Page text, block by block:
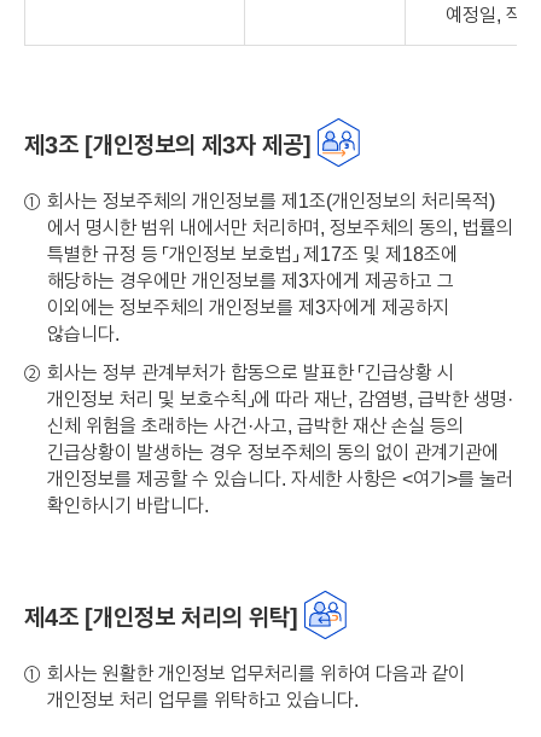
예정일, 작
제3조 [개인정보의 제3자 제공]
① 회사는 정보주체의 개인정보를 제1조(개인정보의 처리목적)
에서 명시한 범위 내에서만 처리하며, 정보주체의 동의, 법률의
특별한 규정 등 「개인정보 보호법」 제17조 및 제18조에
해당하는 경우에만 개인정보를 제3자에게 제공하고 그
이외에는 정보주체의 개인정보를 제3자에게 제공하지
않습니다.
② 회사는 정부 관계부처가 합동으로 발표한 「긴급상황 시
개인정보 처리 및 보호수칙」에 따라 재난, 감염병, 급박한 생명·
신체 위험을 초래하는 사건·사고, 급박한 재산 손실 등의
긴급상황이 발생하는 경우 정보주체의 동의 없이 관계기관에
개인정보를 제공할 수 있습니다. 자세한 사항은 <여기>를 눌러
확인하시기 바랍니다.
제4조 [개인정보 처리의 위탁]
① 회사는 원활한 개인정보 업무처리를 위하여 다음과 같이
개인정보 처리 업무를 위탁하고 있습니다.